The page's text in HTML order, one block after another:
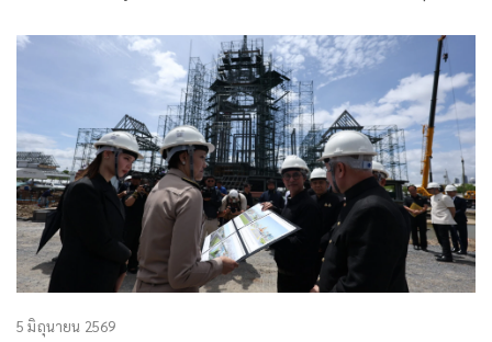
เพลิงพระบรมศพ สมเด็จพระนางเจ้าสิริกิติ์ พระบรมราชินีนาถ
พระบรมราชชนนีพันปีหลวง
5 มิถุนายน 2569